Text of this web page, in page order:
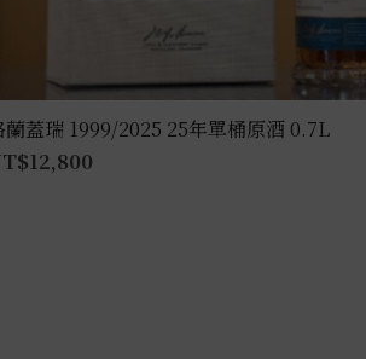
蘭蓋瑞 1999/2025 25年單桶原酒 0.7L
12,800